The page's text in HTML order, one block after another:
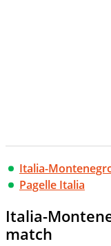
Italia-
Pagelle Italia
Italia-
match